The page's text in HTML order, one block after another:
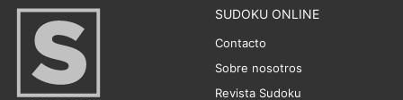
SUDOKU ONLINE
Contacto
Sobre nosotros
Revista Sudoku